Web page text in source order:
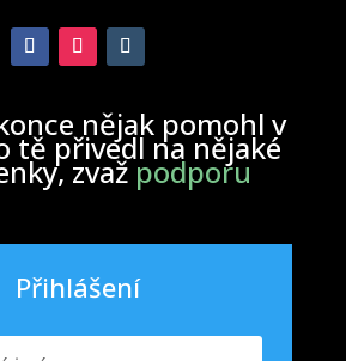
nějak pomohl v
tě přivedl na nějaké
zvažpodporu
Přihlášení